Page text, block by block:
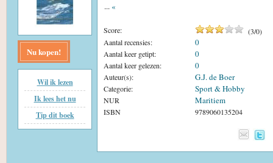
Nu kopen!
Wil ik lezen
Ik lees het nu
Tip dit boek
... «
Score: (3/0)
Aantal recensies:
0
Aantal keer getipt: 0
Aantal keer gelezen: 0
Auteur(s): G.J. de Boer
Categorie: Sport & Hobby
NUR Maritiem
ISBN 9789060135204